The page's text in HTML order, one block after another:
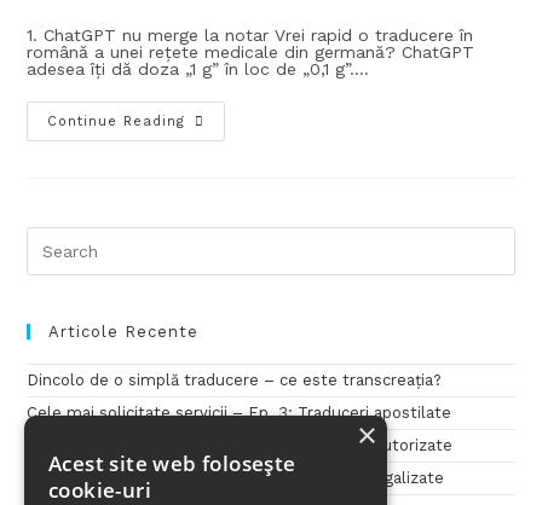
1. ChatGPT nu merge la notar Vrei rapid o traducere în
română a unei rețete medicale din germană? ChatGPT
adesea îți dă doza „1 g” în loc de „0,1 g”.…
Continue Reading
Articole Recente
Dincolo de o simplă traducere – ce este transcreația?
Cele mai solicitate servicii – Ep. 3: Traduceri apostilate
Cele mai solicitate servicii – Ep. 2: Traduceri autorizate
Cele mai solicitate servicii – Ep. 1: Traduceri legalizate
×
Acest site web folosește
cookie-uri